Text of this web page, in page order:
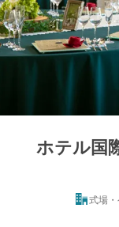
ホテル国
式場